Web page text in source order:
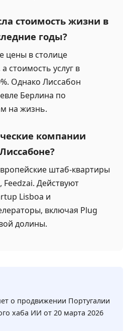
стоимость жизни в
годы?
цены в столице
стоимость услуг в
Однако Лиссабон
Берлина по
на жизнь.
компании
штаб-квартиры
Действуют
Lisboa и
включая Plug
долины.
о продвижении Португалии
хаба ИИ от 20 марта 2026